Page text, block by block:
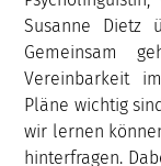
Susanne Dietz
Gemeinsam
Vereinbarkeit
Pläne wichtig
wir lernen
hinterfragen.